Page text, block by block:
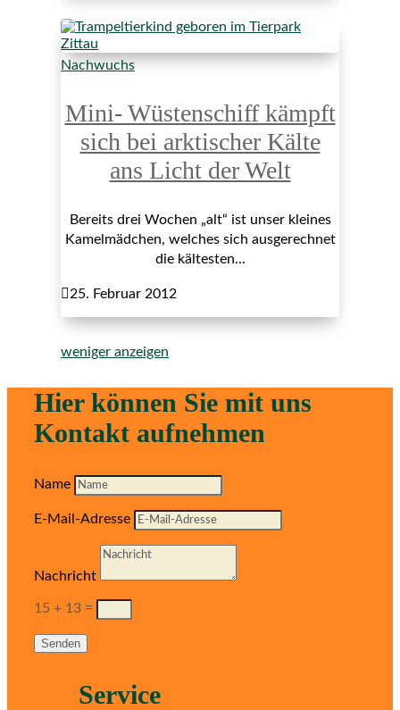
Nachwuchs
Mini- Wüstenschiff kämpft
sich bei arktischer Kälte
ans Licht der Welt
Bereits drei Wochen „alt“ ist unser kleines
Kamelmädchen, welches sich ausgerechnet
die kältesten...
25. Februar 2012
weniger anzeigen
Hier können Sie mit uns
Kontakt aufnehmen
Name
E-Mail-Adresse
Nachricht
15 + 13 =
Senden
Service